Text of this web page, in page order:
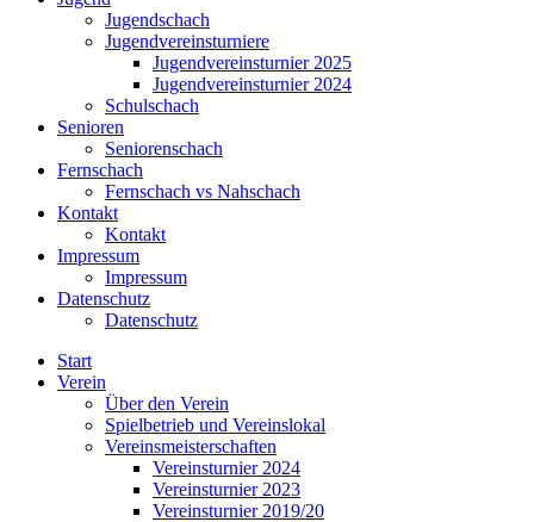
Jugendschach
Jugendvereinsturniere
Jugendvereinsturnier 2025
Jugendvereinsturnier 2024
Schulschach
Senioren
Seniorenschach
Fernschach
Fernschach vs Nahschach
Kontakt
Kontakt
Impressum
Impressum
Datenschutz
Datenschutz
Start
Verein
Über den Verein
Spielbetrieb und Vereinslokal
Vereinsmeisterschaften
Vereinsturnier 2024
Vereinsturnier 2023
Vereinsturnier 2019/20